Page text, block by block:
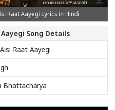
Raat Aayegi Lyrics in Hindi
Song Details
Raat Aayegi
Bhattacharya